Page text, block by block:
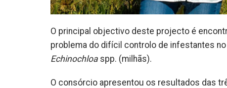
O principal objectivo deste projecto é
problema do difícil controlo de infestantes
Echinochloa spp. (milhãs).
O consórcio apresentou os resultados das